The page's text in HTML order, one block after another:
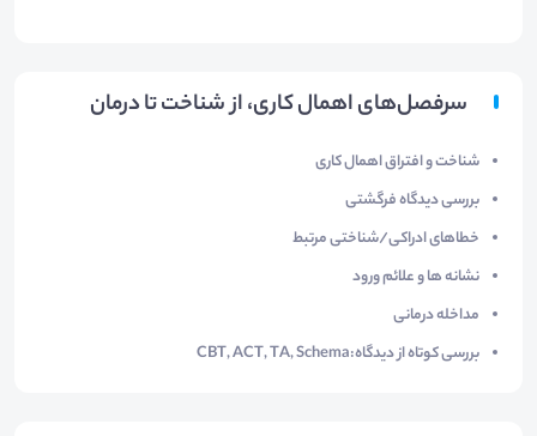
سرفصل‌های اهمال کاری، از شناخت تا درمان
شناخت و افتراق اهمال کاری
بررسی دیدگاه فرگشتی
خطاهای ادراکی/شناختی مرتبط
نشانه ها و علائم ورود
مداخله درمانی
بررسی کوتاه از دیدگاه:CBT, ACT, TA, Schema